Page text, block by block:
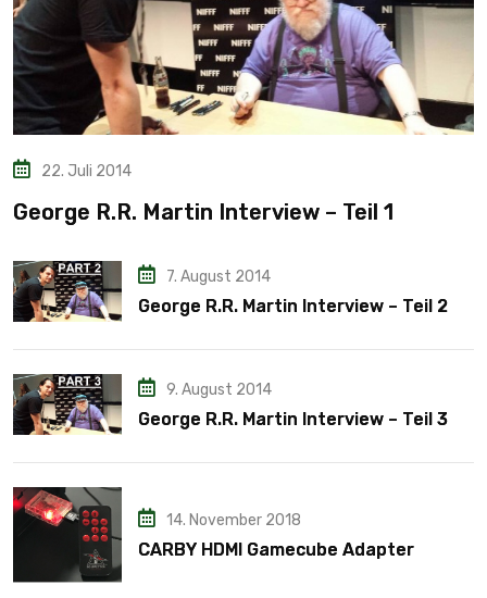
22. Juli 2014
George R.R. Martin Interview – Teil 1
7. August 2014
George R.R. Martin Interview – Teil 2
9. August 2014
George R.R. Martin Interview – Teil 3
14. November 2018
CARBY HDMI Gamecube Adapter